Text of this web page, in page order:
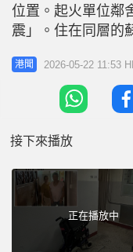
位置。起火單位鄰
震」。住在同層的
人便大叫「火燭
唔識行，打開門走
塞住門罅，冇落到
時聽不到警鐘，但
港聞 2026-05-22 11:53
接下來播放
正在播放中